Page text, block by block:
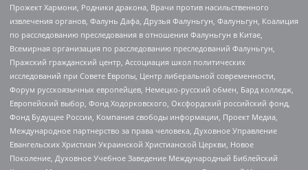
Прожект Хармони, Родники дракона, Врачи против насильственного
извлечения органов, Фалунь Дафа, Друзья Фалуньгун, Фалуньгун, Коалиция
по расследованию преследования в отношении Фалуньгун в Китае,
Всемирная организация по расследованию преследований Фалуньгун,
Пражский гражданский центр, Ассоциация школ политических
исследований при Совете Европы, Центр либеральной современности,
Форум русскоязычных европейцев, Немецко-русский обмен, Бард колледж,
Европейский выбор, Фонд Ходорковского, Оксфордский российский фонд,
Фонд Будущее России, Компания свободы информации, Проект Медиа,
Международное партнерство за права человека, Духовное Управление
Евангельских Христиан Украинской Христианской Церкви, Новое
Поколение, Духовное Учебное Заведение Международный Библейский